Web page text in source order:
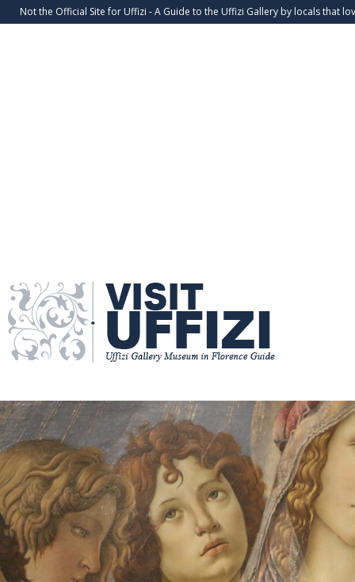
Not the Official Site for Uffizi - A Guide to the Uffizi Gallery by locals that